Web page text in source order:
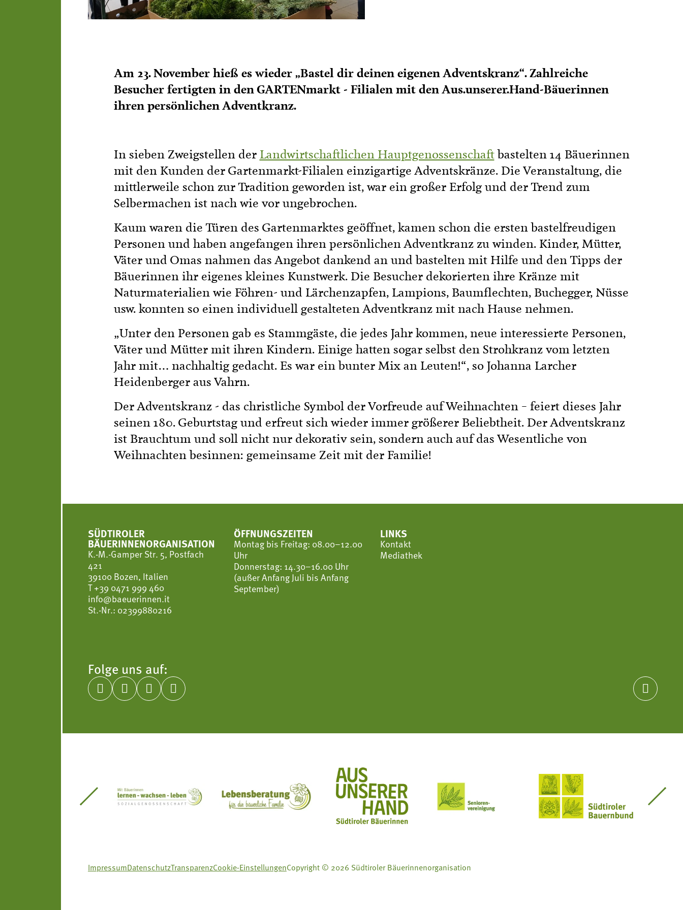
Am 23. November hieß es wieder „Bastel dir deinen eigenen Adventskranz“. Zahlreiche
Besucher fertigten in den GARTENmarkt - Filialen mit den Aus.unserer.Hand-Bäuerinnen
ihren persönlichen Adventkranz.
In sieben Zweigstellen der Landwirtschaftlichen Hauptgenossenschaftbastelten 14 Bäuerinnen
mit den Kunden der Gartenmarkt-Filialen einzigartige Adventskränze. Die Veranstaltung, die
mittlerweile schon zur Tradition geworden ist, war ein großer Erfolg und der Trend zum
Selbermachen ist nach wie vor ungebrochen.
Kaum waren die Türen des Gartenmarktes geöffnet, kamen schon die ersten bastelfreudigen
Personen und haben angefangen ihren persönlichen Adventkranz zu winden. Kinder, Mütter,
Väter und Omas nahmen das Angebot dankend an und bastelten mit Hilfe und den Tipps der
Bäuerinnen ihr eigenes kleines Kunstwerk. Die Besucher dekorierten ihre Kränze mit
Naturmaterialien wie Föhren- und Lärchenzapfen, Lampions, Baumflechten, Buchegger, Nüsse
usw. konnten so einen individuell gestalteten Adventkranz mit nach Hause nehmen.
„Unter den Personen gab es Stammgäste, die jedes Jahr kommen, neue interessierte Personen,
Väter und Mütter mit ihren Kindern. Einige hatten sogar selbst den Strohkranz vom letzten
Jahr mit… nachhaltig gedacht. Es war ein bunter Mix an Leuten!“, so Johanna Larcher
Heidenberger aus Vahrn.
Der Adventskranz - das christliche Symbol der Vorfreude auf Weihnachten – feiert dieses Jahr
seinen 180. Geburtstag und erfreut sich wieder immer größerer Beliebtheit. Der Adventskranz
ist Brauchtum und soll nicht nur dekorativ sein, sondern auch auf das Wesentliche von
Weihnachten besinnen: gemeinsame Zeit mit der Familie!
SÜDTIROLER
BÄUERINNENORGANISATION
K.-M.-Gamper Str. 5, Postfach
421
39100 Bozen, Italien
T+39 0471 999 460
info@baeuerinnen.it
St.-Nr.: 02399880216
ÖFFNUNGSZEITEN
Montag bis Freitag: 08.00–12.00
Uhr
Donnerstag: 14.30–16.00 Uhr
(außer Anfang Juli bis Anfang
September)
LINKS
Kontakt
Mediathek
Folge uns auf:
    
Südtiroler Gärtnervereinigung Sozialgenossenschaft Mit Bäuerinnen lernen - wachsen - leben
Lebensberatung für die bäuerliche Familie
Aus unserer Hand Seniorenvereinigung im SBB Südtiroler Bauernbund
ImpressumDatenschutzTransparenzCookie-EinstellungenCopyright © 2026 Südtiroler Bäuerinnenorganisation